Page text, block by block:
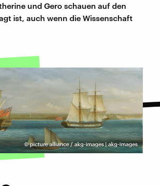
und Gero schauen auf den
ist, auch wenn die Wissenschaft
©picture alliance / akg-images | akg-images